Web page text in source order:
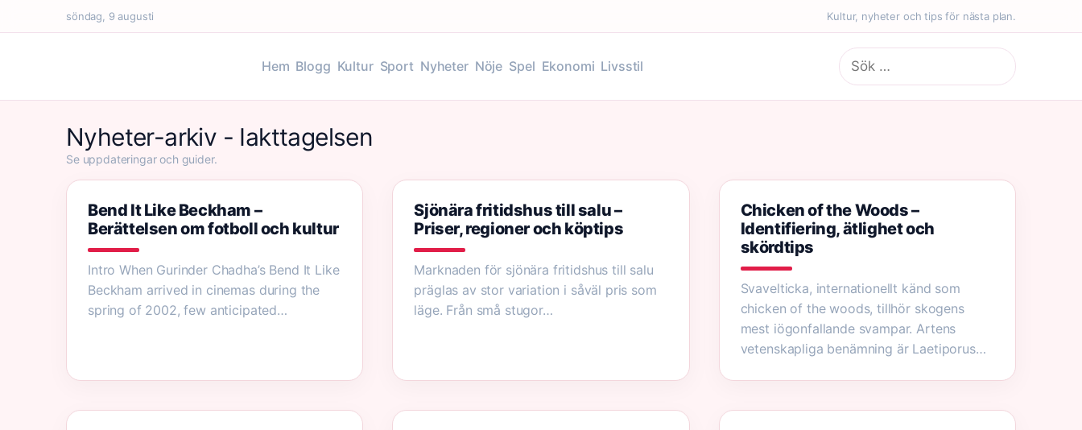
söndag, 9 augusti Kultur, nyheter och tips för nästa plan.
Hem Blogg Kultur Sport Nyheter Nöje Spel Ekonomi Livsstil
Sök
efter:
Nyheter-arkiv - Iakttagelsen
Se uppdateringar och guider.
Bend It Like Beckham –
Berättelsen om fotboll och kultur
Intro When Gurinder Chadha’s Bend It Like
Beckham arrived in cinemas during the
spring of 2002, few anticipated…
Sjönära fritidshus till salu –
Priser, regioner och köptips
Marknaden för sjönära fritidshus till salu
präglas av stor variation i såväl pris som
läge. Från små stugor…
Chicken of the Woods –
Identifiering, ätlighet och
skördtips
Svavelticka, internationellt känd som
chicken of the woods, tillhör skogens
mest iögonfallande svampar. Artens
vetenskapliga benämning är Laetiporus…